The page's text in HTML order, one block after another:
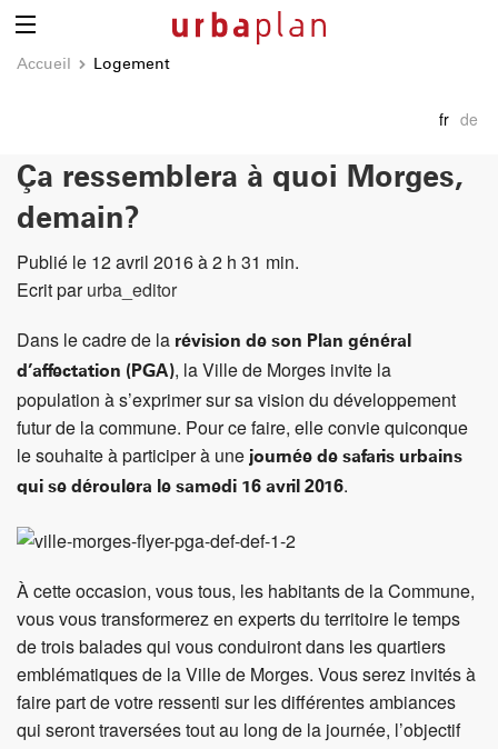
Accueil Logement
fr de
Ça ressemblera à quoi Morges,
demain?
Publié le 12 avril 2016 à 2 h 31 min.
Ecrit parurba_editor
Dans le cadre de la révision de son Plan général
d’affectation (PGA), la Ville de Morges invite la
population à s’exprimer sur sa vision du développement
futur de la commune. Pour ce faire, elle convie quiconque
le souhaite à participer à une journée de safaris urbains
qui se déroulera le samedi 16 avril 2016.
À cette occasion, vous tous, les habitants de la Commune,
vous vous transformerez en experts du territoire le temps
de trois balades qui vous conduiront dans les quartiers
emblématiques de la Ville de Morges. Vous serez invités à
faire part de votre ressenti sur les différentes ambiances
qui seront traversées tout au long de la journée, l’objectif